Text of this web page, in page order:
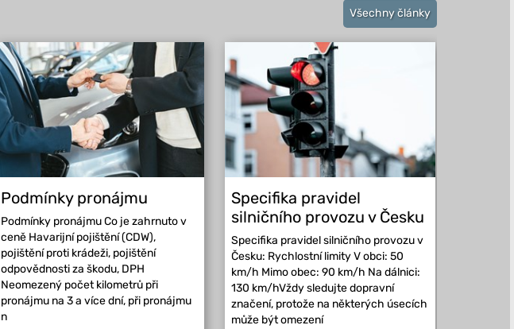
Všechny články
Podmínky pronájmu
Podmínky pronájmu Co je zahrnuto v
ceně Havarijní pojištění (CDW),
pojištění proti krádeži, pojištění
odpovědnosti za škodu, DPH
Neomezený počet kilometrů při
pronájmu na 3 a více dní, při pronájmu
n
Specifika pravidel
silničního provozu v Česku
Specifika pravidel silničního provozu v
Česku: Rychlostní limity V obci: 50
km/h Mimo obec: 90 km/h Na dálnici:
130 km/hVždy sledujte dopravní
značení, protože na některých úsecích
může být omezení